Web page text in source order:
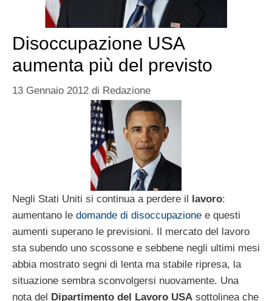
Disoccupazione USA
aumenta più del previsto
13 Gennaio 2012 di Redazione
Negli Stati Uniti si continua a perdere il lavoro:
aumentano le domande di disoccupazione e questi
aumenti superano le previsioni. Il mercato del lavoro
sta subendo uno scossone e sebbene negli ultimi mesi
abbia mostrato segni di lenta ma stabile ripresa, la
situazione sembra sconvolgersi nuovamente. Una
nota del Dipartimento del Lavoro USA sottolinea che